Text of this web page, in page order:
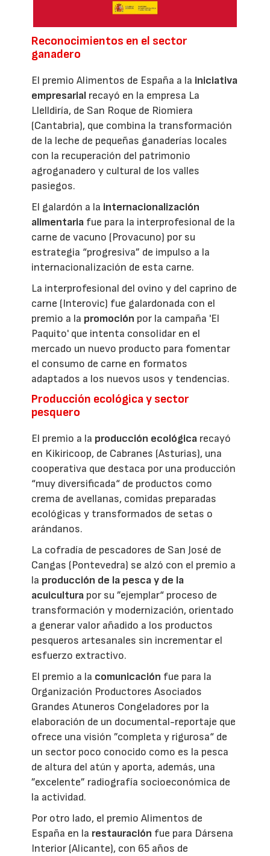
Reconocimientos en el sector
ganadero
El premio Alimentos de España a la iniciativa
empresarial recayó en la empresa La
Llelldiría, de San Roque de Riomiera
(Cantabria), que combina la transformación
de la leche de pequeñas ganaderías locales
con la recuperación del patrimonio
agroganadero y cultural de los valles
pasiegos.
El galardón a la internacionalización
alimentaria fue para la interprofesional de la
carne de vacuno (Provacuno) por su
estrategia “progresiva” de impulso a la
internacionalización de esta carne.
La interprofesional del ovino y del caprino de
carne (Interovic) fue galardonada con el
premio a la promoción por la campaña 'El
Paquito' que intenta consolidar en el
mercado un nuevo producto para fomentar
el consumo de carne en formatos
adaptados a los nuevos usos y tendencias.
Producción ecológica y sector
pesquero
El premio a la producción ecológica recayó
en Kikiricoop, de Cabranes (Asturias), una
cooperativa que destaca por una producción
“muy diversificada“ de productos como
crema de avellanas, comidas preparadas
ecológicas y transformados de setas o
arándanos.
La cofradía de pescadores de San José de
Cangas (Pontevedra) se alzó con el premio a
la producción de la pesca y de la
acuicultura por su ”ejemplar“ proceso de
transformación y modernización, orientado
a generar valor añadido a los productos
pesqueros artesanales sin incrementar el
esfuerzo extractivo.
El premio a la comunicación fue para la
Organización Productores Asociados
Grandes Atuneros Congeladores por la
elaboración de un documental-reportaje que
ofrece una visión ”completa y rigurosa“ de
un sector poco conocido como es la pesca
de altura del atún y aporta, además, una
”excelente” radiografía socioeconómica de
la actividad.
Por otro lado, el premio Alimentos de
España en la restauración fue para Dársena
Interior (Alicante), con 65 años de